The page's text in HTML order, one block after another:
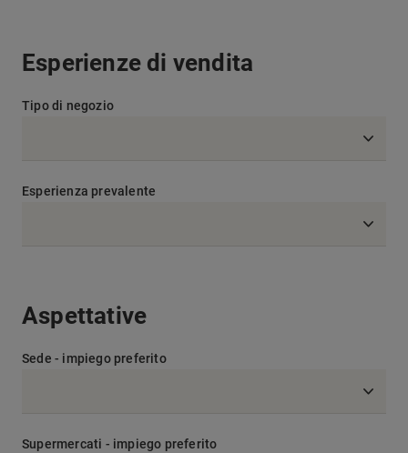
Esperienze di vendita
Tipo di negozio
Esperienza prevalente
Aspettative
Sede - impiego preferito
Supermercati - impiego preferito